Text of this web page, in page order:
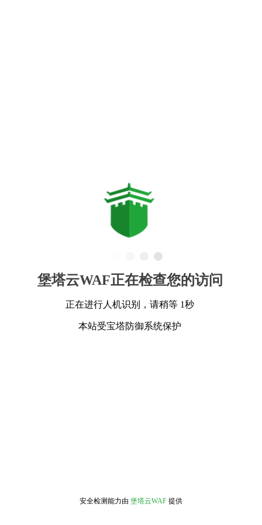
堡塔云WAF正在检查您的访问
正在进行人机识别，请稍等 1秒
本站受宝塔防御系统保护
安全检测能力由 堡塔云WAF 提供